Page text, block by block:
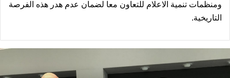
ومنظمات تنمية الاعلام للتعاون معا لضمان عدم هدر هذه الفرصة
التاريخية.